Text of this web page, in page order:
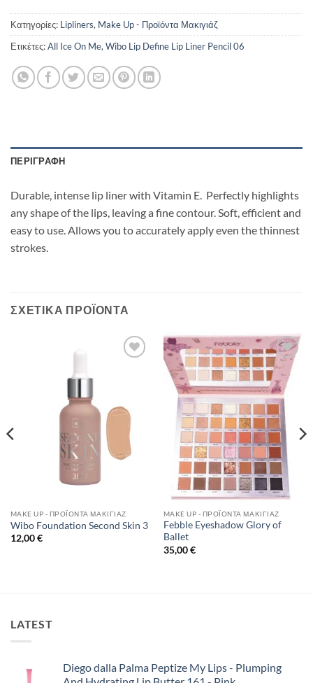
Κατηγορίες: Lipliners, Make Up - Προϊόντα Μακιγιάζ
Ετικέτες:All Ice On Me, Wibo Lip Define Lip Liner Pencil 06
ΠΕΡΙΓΡΑΦΉ
Durable, intense lip liner with Vitamin E. Perfectly highlights
any shape of the lips, leaving a fine contour. Soft, efficient and
easy to use. Allows you to accurately apply even the thinnest
strokes.
ΣΧΕΤΙΚΆ ΠΡΟΪΌΝΤΑ
MAKE UP - ΠΡΟΪΌΝΤΑ ΜΑΚΙΓΙΆΖ
Wibo Foundation Second Skin 3
12,00€
Add to
Wishlist
MAKE UP - ΠΡΟΪΌΝΤΑ ΜΑΚΙΓΙΆΖ
Febble Eyeshadow Glory of
Ballet
35,00€
LATEST
Diego dalla Palma Peptize My Lips - Plumping